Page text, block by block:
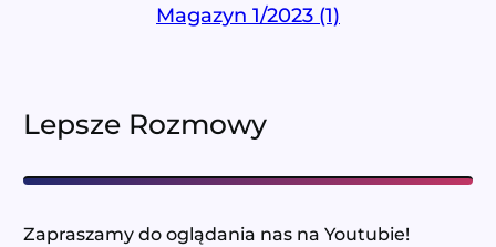
Magazyn 1/2023 (1)
Lepsze Rozmowy
Zapraszamy do oglądania nas na Youtubie!